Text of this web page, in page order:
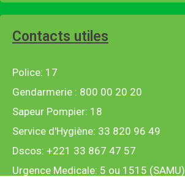
Contacts utiles
Police: 17
Gendarmerie : 800 00 20 20
Sapeur Pompier: 18
Service d'Hygiène: 33 820 96 49
Dscos: +221 33 867 47 57
Urgence Medicale: 5 ou 1515 (SAMU)